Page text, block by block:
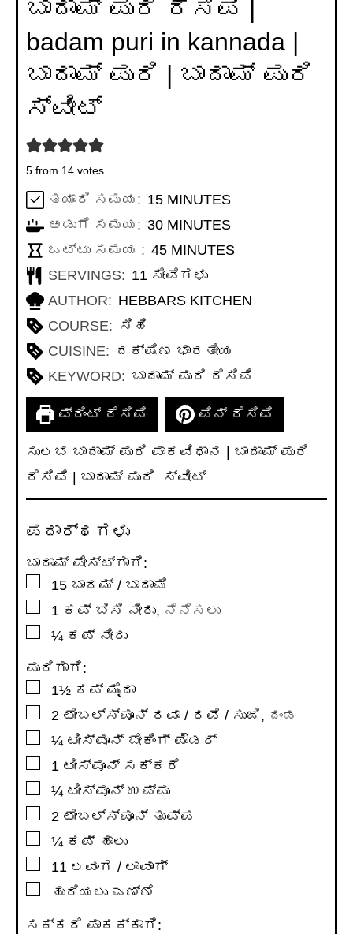
ಬಾದಾಮ್ ಪುರಿ ರೆಸಿಪಿ |
badam puri in kannada |
ಬಾದಾಮ್ ಪುರಿ | ಬಾದಾಮ್ ಪುರಿ
ಸ್ವೀಟ್
5 from 14 votes
ತಯಾರಿ ಸಮಯ: 15MINUTES
MINUTES
ಅಡುಗೆ ಸಮಯ: 30MINUTES
MINUTES
ಒಟ್ಟು ಸಮಯ : 45MINUTES
MINUTES
SERVINGS: 11 ಸೇವೆಗಳು
AUTHOR: HEBBARS KITCHEN
COURSE: ಸಿಹಿ
CUISINE: ದಕ್ಷಿಣ ಭಾರತೀಯ
KEYWORD: ಬಾದಾಮ್ ಪುರಿ ರೆಸಿಪಿ
ಪ್ರಿಂಟ್ ರೆಸಿಪಿ ಪಿನ್ ರೆಸಿಪಿ
ಸುಲಭ ಬಾದಾಮ್ ಪುರಿ ಪಾಕವಿಧಾನ | ಬಾದಾಮ್ ಪುರಿ
ರೆಸಿಪಿ | ಬಾದಾಮ್ ಪುರಿ ಸ್ವೀಟ್
ಪದಾರ್ಥಗಳು
ಬಾದಾಮ್ ಪೇಸ್ಟ್ಗಾಗಿ:
▢15 ಬಾದಮ್ / ಬಾದಾಮಿ
▢1 ಕಪ್ ಬಿಸಿ ನೀರು, ನೆನೆಸಲು
▢¼ ಕಪ್ ನೀರು
ಪುರಿಗಾಗಿ:
▢1½ ಕಪ್ ಮೈದಾ
▢2 ಟೇಬಲ್ಸ್ಪೂನ್ ರವಾ / ರವೆ / ಸುಜಿ, ದಂಡ
▢¼ ಟೀಸ್ಪೂನ್ ಬೇಕಿಂಗ್ ಪೌಡರ್
▢1 ಟೀಸ್ಪೂನ್ ಸಕ್ಕರೆ
▢¼ ಟೀಸ್ಪೂನ್ ಉಪ್ಪು
▢2 ಟೇಬಲ್ಸ್ಪೂನ್ ತುಪ್ಪ
▢¼ ಕಪ್ ಹಾಲು
▢11 ಲವಂಗ / ಲಾವಾಂಗ್
ಹುರಿಯಲು ಎಣ್ಣೆ
ಸಕ್ಕರೆ ಪಾಕಕ್ಕಾಗಿ: